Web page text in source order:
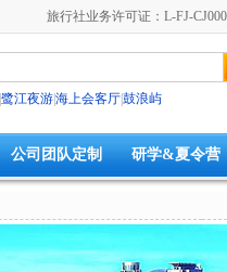
旅行社业务许可证：L-FJ-
鹭江夜游海上会客厅鼓浪屿
公司团队定制 研学&夏令营